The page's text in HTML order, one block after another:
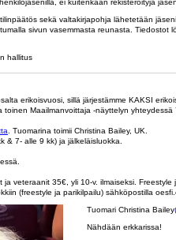
ei kuitenkaan rekisteröityjä
sekä valtakirjapohja lähetetään
sivun vasemmasta reunasta. Tiedostot
hallitus
erikoisvuosi, sillä järjestämme KAKSI
toinen Maailmanvoittaja -näyttelyn
. Tuomarina toimii Christina Bailey, UK.
& 7- alle 9 kk) ja jälkeläisluokka.
ja veteraanit 35€, yli 10-v. ilmaiseksi. Freestyle
(freestyle ja parikilpailu) sähköpostilla
Tuomari Christina Bailey
Nähdään erkkarissa!